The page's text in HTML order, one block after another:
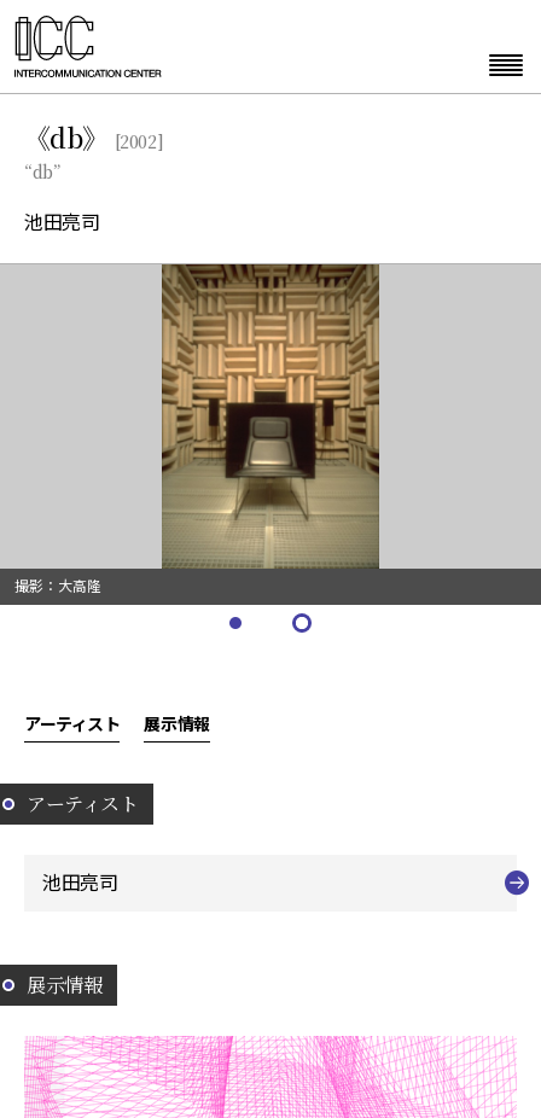
《db》
[2002]
“db”
池田亮司
撮影：大高隆
アーティスト 展示情報
アーティスト
池田亮司
展示情報